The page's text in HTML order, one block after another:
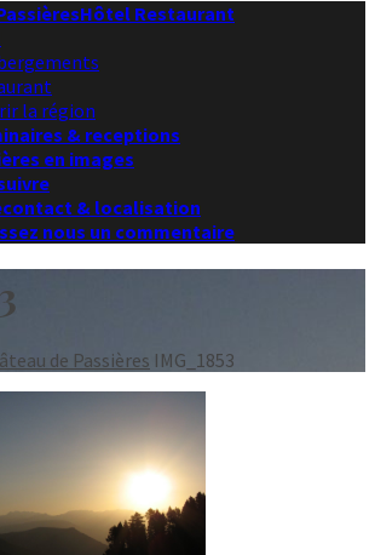
Hôtel Restaurant
la région
& receptions
en images
contact & localisation
nous un commentaire
de Passières IMG_1853